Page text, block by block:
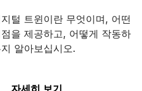
털 트윈이란 무엇이며, 어떤
을 제공하고, 어떻게 작동하
알아보십시오.
자세히 보기